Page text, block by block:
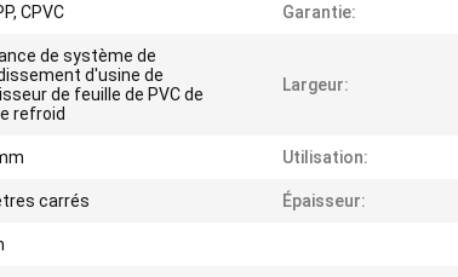
CPVC Garantie:
de système de
d'usine de
de feuille de PVC de
refroid
Largeur:
Utilisation:
carrés Épaisseur: